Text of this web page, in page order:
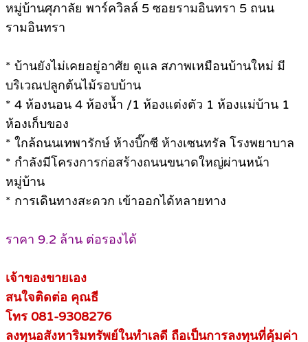
หมู่บ้านศุภาลัย พาร์ควิลล์ 5 ซอยรามอินทรา 5 ถนน
รามอินทรา
* บ้านยังไม่เคยอยู่อาศัย ดูแล สภาพเหมือนบ้านใหม่ มี
บริเวณปลูกต้นไม้รอบบ้าน
* 4 ห้องนอน 4 ห้องน้ำ /1 ห้องแต่งตัว 1 ห้องแม่บ้าน 1
ห้องเก็บของ
* ใกล้ถนนเทพารักษ์ ห้างบิ๊กซี ห้างเซนทรัล โรงพยาบาล
* กำลังมีโครงการก่อสร้างถนนขนาดใหญ่ผ่านหน้า
หมู่บ้าน
* การเดินทางสะดวก เข้าออกได้หลายทาง
ราคา 9.2 ล้าน ต่อรองได้
เจ้าของขายเอง
สนใจติดต่อ คุณธี
โทร 081-9308276
ลงทุนอสังหาริมทรัพย์ในทำเลดี ถือเป็นการลงทุนที่คุ้มค่า